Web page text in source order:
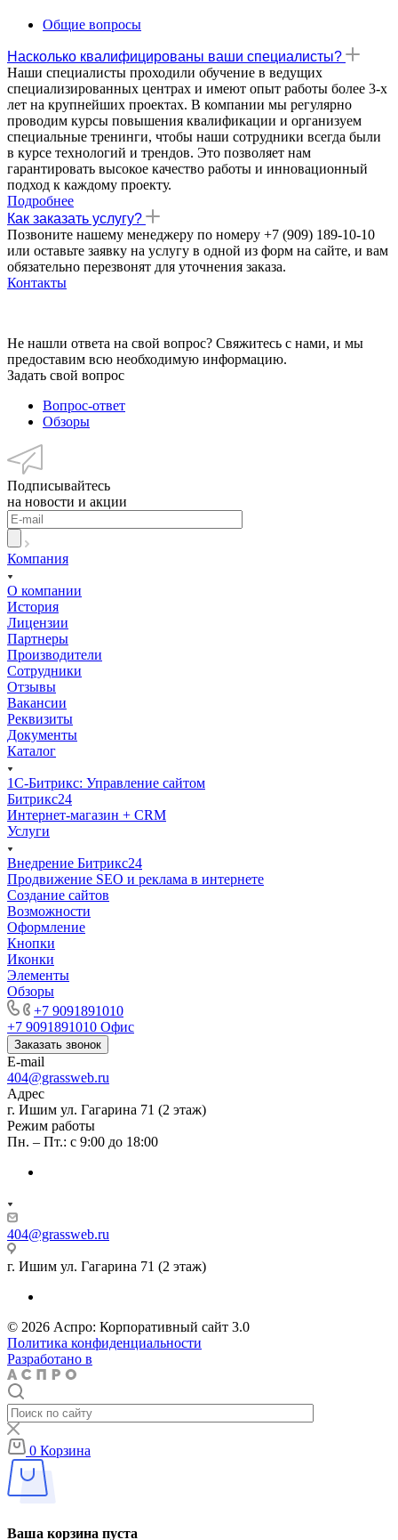
Общие вопросы
Насколько квалифицированы ваши специалисты?
Наши специалисты проходили обучение в ведущих
специализированных центрах и имеют опыт работы более 3-х
лет на крупнейших проектах. В компании мы регулярно
проводим курсы повышения квалификации и организуем
специальные тренинги, чтобы наши сотрудники всегда были
в курсе технологий и трендов. Это позволяет нам
гарантировать высокое качество работы и инновационный
подход к каждому проекту.
Подробнее
Как заказать услугу?
Позвоните нашему менеджеру по номеру +7 (909) 189-10-10
или оставьте заявку на услугу в одной из форм на сайте, и вам
обязательно перезвонят для уточнения заказа.
Контакты
Не нашли ответа на свой вопрос? Свяжитесь с нами, и мы
предоставим всю необходимую информацию.
Задать свой вопрос
Вопрос-ответ
Обзоры
Подписывайтесь
на новости и акции
Компания
О компании
История
Лицензии
Партнеры
Производители
Сотрудники
Отзывы
Вакансии
Реквизиты
Документы
Каталог
1С-Битрикс: Управление сайтом
Битрикс24
Интернет-магазин + CRM
Услуги
Внедрение Битрикс24
Продвижение SEO и реклама в интернете
Создание сайтов
Возможности
Оформление
Кнопки
Иконки
Элементы
Обзоры
+7 9091891010
+7 9091891010 Офис
Заказать звонок
E-mail
404@grassweb.ru
Адрес
г. Ишим ул. Гагарина 71 (2 этаж)
Режим работы
Пн. – Пт.: с 9:00 до 18:00
404@grassweb.ru
г. Ишим ул. Гагарина 71 (2 этаж)
© 2026 Аспро: Корпоративный сайт 3.0
Политика конфиденциальности
Разработано в
0 Корзина
Ваша корзина пуста